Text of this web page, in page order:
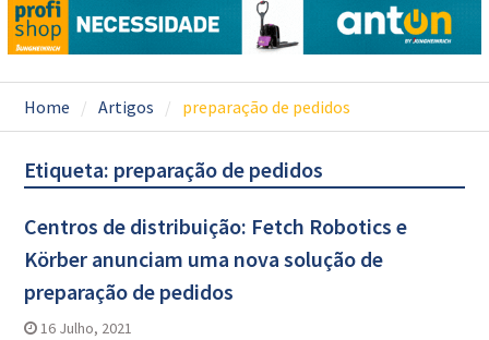
Home Artigos preparação de pedidos
Etiqueta: preparação de pedidos
Centros de distribuição: Fetch Robotics e
Körber anunciam uma nova solução de
preparação de pedidos
16 Julho, 2021